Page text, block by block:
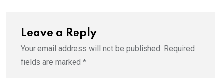
Leave a Reply
Your email address will not be published. Required
fields are marked *